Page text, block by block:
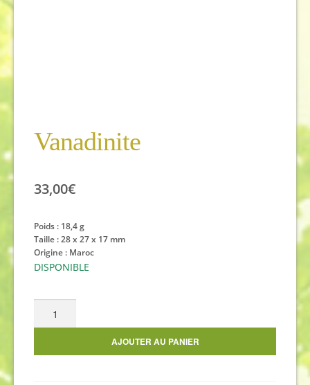
Vanadinite
33,00€
Poids : 18,4 g
Taille : 28 x 27 x 17 mm
Origine : Maroc
DISPONIBLE
AJOUTER AU PANIER